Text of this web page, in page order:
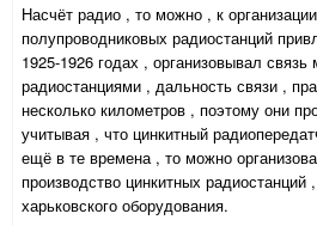
Насчёт радио , то можно , к
полупроводниковых радиостанций
1925-1926 годах , организовывал
радиостанциями , дальность связи ,
несколько километров , поэтому они
учитывая , что цинкитный
ещё в те времена , то можно
производство цинкитных радиостанций
харьковского оборудования.